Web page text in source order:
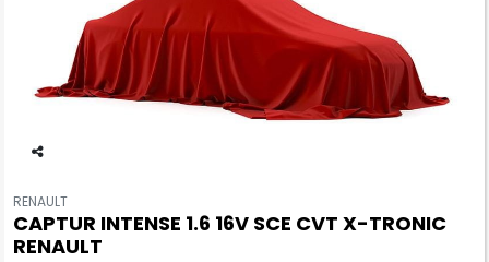
pa
rtil
he
RENAULT
CAPTUR INTENSE 1.6 16V SCE CVT X-TRONIC
RENAULT